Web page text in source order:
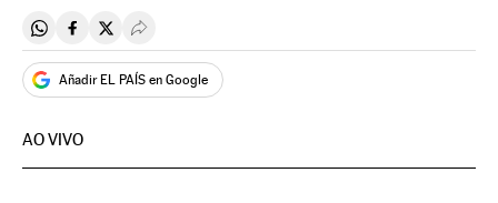
Compartir en Whatsapp
Compartir en Facebook
Compartir en Twitter
Desplegar Redes Sociales
Añadir EL PAÍS en Google
AO VIVO